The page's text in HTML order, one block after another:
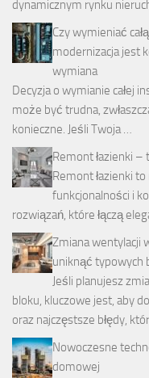
dynamicznym rynku
Czy wymieniać
modernizacja jest
wymiana
Decyzja o wymianie całej
może być trudna,
konieczne. Jeśli Twoja …
Remont łazienki –
Remont łazienki
funkcjonalności i
rozwiązań, które łączą
Zmiana wentylacji
uniknąć typowych
Jeśli planujesz
bloku, kluczowe jest, aby
oraz najczęstsze błędy,
Nowoczesne
domowej